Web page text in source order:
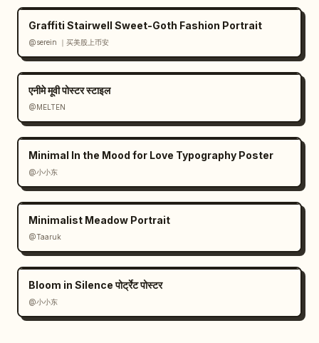
Graffiti Stairwell Sweet-Goth Fashion Portrait
@serein ｜买美股上币安
एनीमे मूवी पोस्टर स्टाइल
@MELTEN
Minimal In the Mood for Love Typography Poster
@小小东
Minimalist Meadow Portrait
@Taaruk
Bloom in Silence पोर्ट्रेट पोस्टर
@小小东